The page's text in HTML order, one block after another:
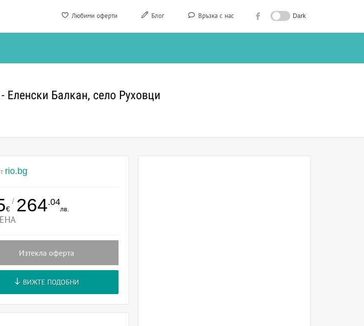
Любими оферти Блог Връзка с нас Dark
Балкан, село Руховци
rio.bg
€
/ 264.04
лв.
Изтекла оферта
ВИЖТЕ ПОДОБНИ